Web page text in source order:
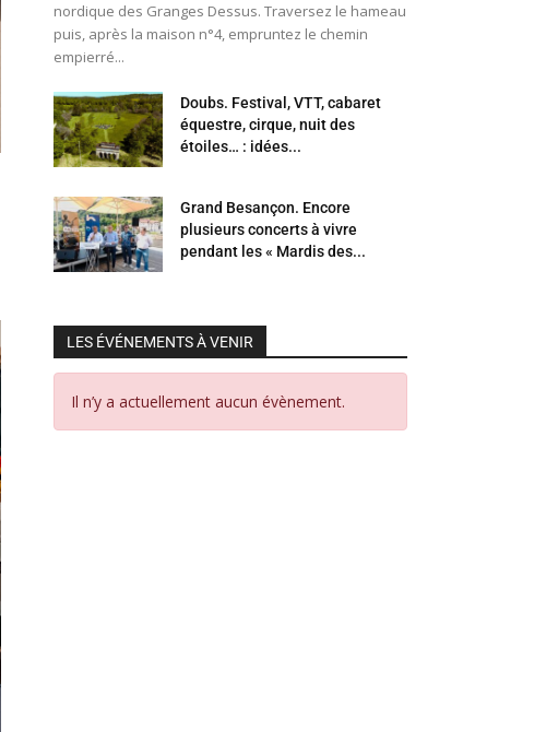
nordique des Granges Dessus. Traversez le hameau
puis, après la maison n°4, empruntez le chemin
empierré...
Doubs. Festival, VTT, cabaret
équestre, cirque, nuit des
étoiles… : idées...
Grand Besançon. Encore
plusieurs concerts à vivre
pendant les « Mardis des...
LES ÉVÉNEMENTS À VENIR
Il n’y a actuellement aucun évènement.